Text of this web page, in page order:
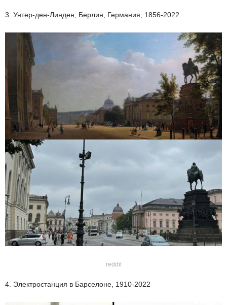
3. Унтер-ден-Линден, Берлин, Германия, 1856-2022
reddit
4. Электростанция в Барселоне, 1910-2022